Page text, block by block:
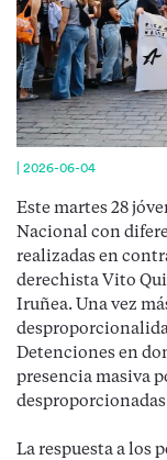
2026-06-04
Este martes 28
Nacional con
realizadas en
derechista Vito
Iruñea. Una vez
Detenciones en
presencia masiva
La respuesta a los